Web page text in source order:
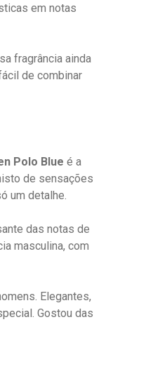
em notas
fragrância ainda
de combinar
Polo Blue é a
de sensações
um detalhe.
das notas de
masculina, com
Elegantes,
Gostou das